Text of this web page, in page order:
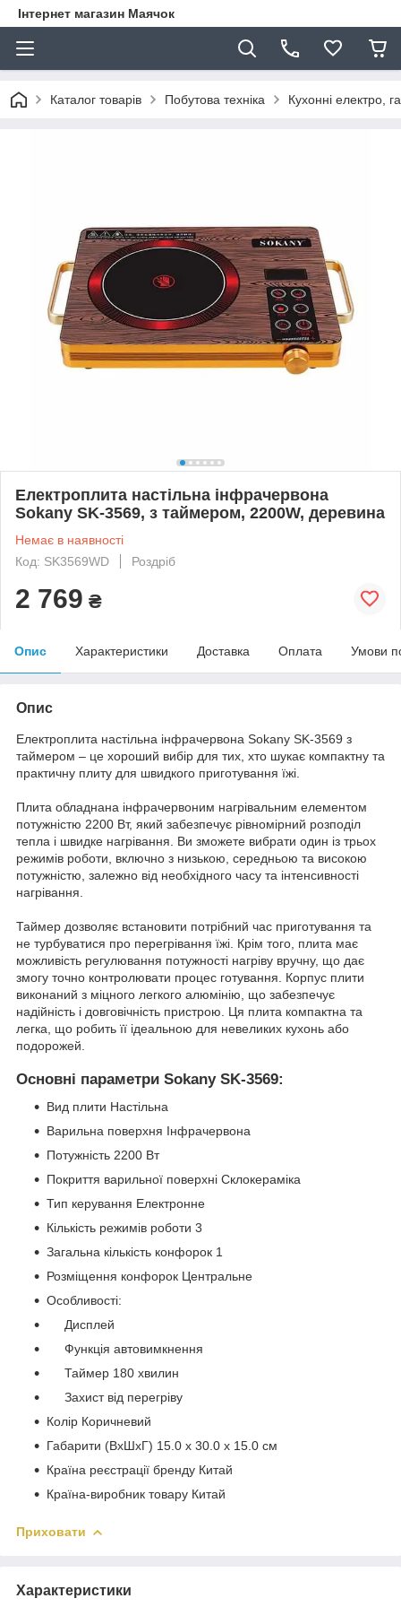
Інтернет магазин Маячок
Каталог товарів Побутова техніка Кухонні електро,
Електроплита настільна інфрачервона
Sokany SK-3569, з таймером, 2200W, деревина
Немає в наявності
Код: SK3569WD
Роздріб
2 769 ₴
Опис Характеристики Доставка Оплата Умови
Опис
Електроплита настільна інфрачервона Sokany SK-3569 з
таймером – це хороший вибір для тих, хто шукає компактну та
практичну плиту для швидкого приготування їжі.
Плита обладнана інфрачервоним нагрівальним елементом
потужністю 2200 Вт, який забезпечує рівномірний розподіл
тепла і швидке нагрівання. Ви зможете вибрати один із трьох
режимів роботи, включно з низькою, середньою та високою
потужністю, залежно від необхідного часу та інтенсивності
нагрівання.
Таймер дозволяє встановити потрібний час приготування та
не турбуватися про перегрівання їжі. Крім того, плита має
можливість регулювання потужності нагріву вручну, що дає
змогу точно контролювати процес готування. Корпус плити
виконаний з міцного легкого алюмінію, що забезпечує
надійність і довговічність пристрою. Ця плита компактна та
легка, що робить її ідеальною для невеликих кухонь або
подорожей.
Основні параметри Sokany SK-3569:
Вид плити Настільна
Варильна поверхня Інфрачервона
Потужність 2200 Вт
Покриття варильної поверхні Склокераміка
Тип керування Електронне
Кількість режимів роботи 3
Загальна кількість конфорок 1
Розміщення конфорок Центральне
Особливості:
Дисплей
Функція автовимкнення
Таймер 180 хвилин
Захист від перегріву
Колір Коричневий
Габарити (ВхШхГ) 15.0 х 30.0 х 15.0 см
Країна реєстрації бренду Китай
Країна-виробник товару Китай
Приховати
Характеристики